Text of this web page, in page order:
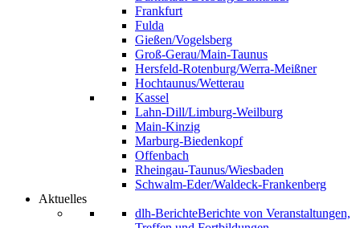
Frankfurt
Fulda
Gießen/Vogelsberg
Groß-Gerau/Main-Taunus
Hersfeld-Rotenburg/Werra-Meißner
Hochtaunus/Wetterau
Kassel
Lahn-Dill/Limburg-Weilburg
Main-Kinzig
Marburg-Biedenkopf
Offenbach
Rheingau-Taunus/Wiesbaden
Schwalm-Eder/Waldeck-Frankenberg
Aktuelles
dlh-BerichteBerichte von Veranstaltungen,